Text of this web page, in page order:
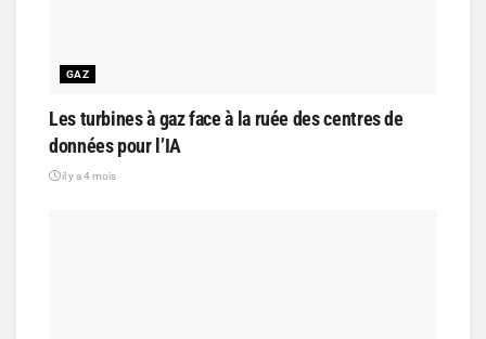
GAZ
Les turbines à gaz face à la ruée des centres de
données pour l’IA
il y a 4 mois